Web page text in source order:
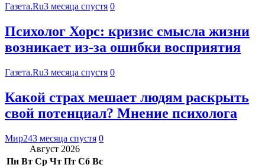
Газета.Ru3 месяца спустя 0
Психолог Хорс: кризис смысла жизни
возникает из-за ошибки восприятия
Газета.Ru3 месяца спустя 0
Какой страх мешает людям раскрыть
свой потенциал? Мнение психолога
Мир243 месяца спустя 0
Август 2026
Пн Вт Ср Чт Пт Сб Вс